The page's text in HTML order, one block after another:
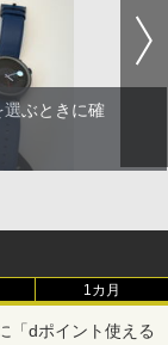
ぶときに確
1カ月
「dポイント使える